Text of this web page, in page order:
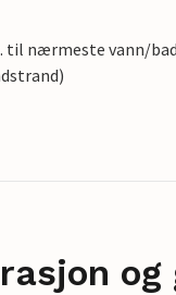
til nærmeste vann/